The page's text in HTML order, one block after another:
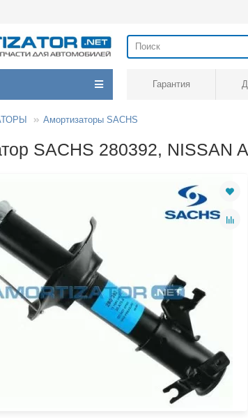
Гарантия
Амортизаторы SACHS
SACHS 280392, NISSAN